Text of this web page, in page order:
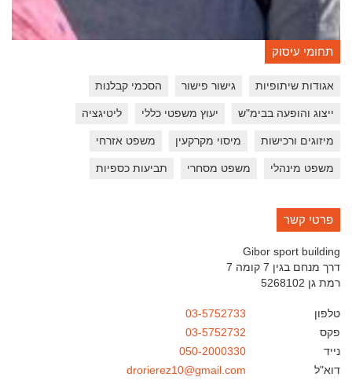
תחומי עיסוק
אגודות שיתופיות גישור פישור הסכמי קבלנות
ייצוג והופעה בבימ"ש יעוץ משפטי כללי ליטיגציה
מיזוגים ורכישות מיסוי מקרקעין משפט אזרחי
משפט מינהלי משפט מסחרי תביעות כספיות
פרטי קשר
Gibor sport building
דרך מנחם בגין 7 קומה 7
רמת גן 5268102
טלפון
03-5752733
פקס
03-5752732
נייד
050-2000330
דוא"ל
drorierez10@gmail.com